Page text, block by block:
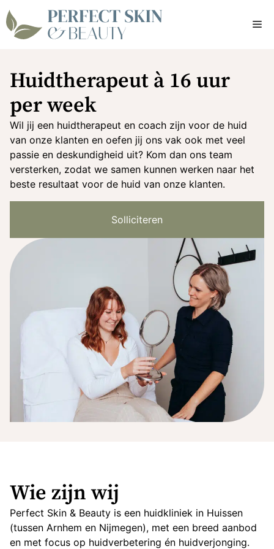
Ga
naar
Huidtherapeut à 16 uur
per week
Wil jij een huidtherapeut en coach zijn voor de huid
van onze klanten en oefen jij ons vak ook met veel
passie en deskundigheid uit? Kom dan ons team
versterken, zodat we samen kunnen werken naar het
beste resultaat voor de huid van onze klanten.
Solliciteren
Wie zijn wij
Perfect Skin & Beauty is een huidkliniek in Huissen
(tussen Arnhem en Nijmegen), met een breed aanbod
en met focus op huidverbetering én huidverjonging.